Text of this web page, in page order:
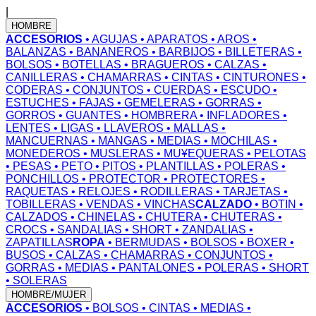
HOMBRE
ACCESORIOS • AGUJAS • APARATOS • AROS •
BALANZAS • BANANEROS • BARBIJOS • BILLETERAS •
BOLSOS • BOTELLAS • BRAGUEROS • CALZAS •
CANILLERAS • CHAMARRAS • CINTAS • CINTURONES •
CODERAS • CONJUNTOS • CUERDAS • ESCUDO •
ESTUCHES • FAJAS • GEMELERAS • GORRAS •
GORROS • GUANTES • HOMBRERA• INFLADORES •
LENTES • LIGAS • LLAVEROS • MALLAS •
MANCUERNAS • MANGAS • MEDIAS • MOCHILAS •
MONEDEROS • MUSLERAS • MU¥EQUERAS • PELOTAS
• PESAS • PETO • PITOS • PLANTILLAS • POLERAS •
PONCHILLOS • PROTECTOR • PROTECTORES •
RAQUETAS • RELOJES • RODILLERAS • TARJETAS •
TOBILLERAS • VENDAS • VINCHASCALZADO • BOTIN •
CALZADOS • CHINELAS • CHUTERA• CHUTERAS •
CROCS • SANDALIAS • SHORT • ZANDALIAS •
ZAPATILLAS ROPA • BERMUDAS • BOLSOS • BOXER •
BUSOS • CALZAS • CHAMARRAS • CONJUNTOS •
GORRAS • MEDIAS • PANTALONES • POLERAS • SHORT
• SOLERAS
HOMBRE/MUJER
ACCESORIOS • BOLSOS • CINTAS • MEDIAS •